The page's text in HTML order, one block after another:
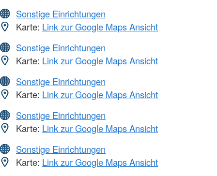
Sonstige Einrichtungen
Karte: Link zur Google Maps Ansicht
Sonstige Einrichtungen
Karte: Link zur Google Maps Ansicht
Sonstige Einrichtungen
Karte: Link zur Google Maps Ansicht
Sonstige Einrichtungen
Karte: Link zur Google Maps Ansicht
Sonstige Einrichtungen
Karte: Link zur Google Maps Ansicht